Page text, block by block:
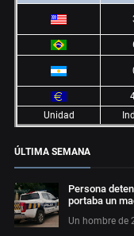
Unidad
ÚLTIMA SEMANA
Persona
portaba un
Un hombre de